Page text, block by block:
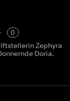
0
Zephyra
Doria.